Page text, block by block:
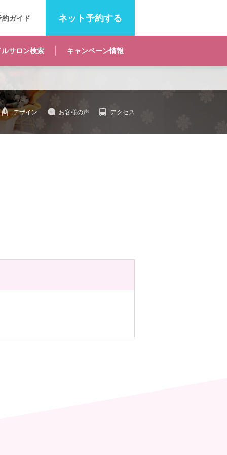
ネット予約する
サロン検索 キャンペーン情報
約ガイド
デザイン お客様の声 アクセス